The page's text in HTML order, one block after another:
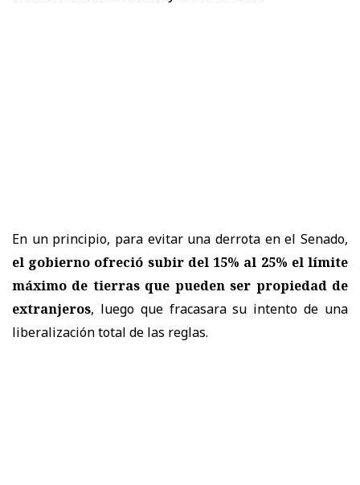
En un principio, para evitar una derrota en el Senado,
el gobierno ofreció subir del 15% al 25% el límite
máximo de tierras que pueden ser propiedad de
extranjeros, luego que fracasara su intento de una
liberalización total de las reglas.